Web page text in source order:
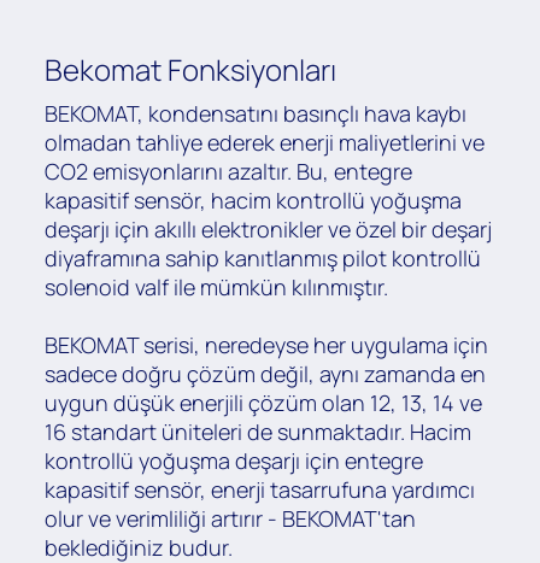
Bekomat Fonksiyonları
BEKOMAT, kondensatını basınçlı hava kaybı
olmadan tahliye ederek enerji maliyetlerini ve
CO2 emisyonlarını azaltır. Bu, entegre
kapasitif sensör, hacim kontrollü yoğuşma
deşarjı için akıllı elektronikler ve özel bir deşarj
diyaframına sahip kanıtlanmış pilot kontrollü
solenoid valf ile mümkün kılınmıştır.
BEKOMAT serisi, neredeyse her uygulama için
sadece doğru çözüm değil, aynı zamanda en
uygun düşük enerjili çözüm olan 12, 13, 14 ve
16 standart üniteleri de sunmaktadır. Hacim
kontrollü yoğuşma deşarjı için entegre
kapasitif sensör, enerji tasarrufuna yardımcı
olur ve verimliliği artırır - BEKOMAT'tan
beklediğiniz budur.